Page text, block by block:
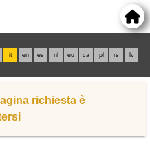
it en es nl eu ca pl rs lv
richiesta è